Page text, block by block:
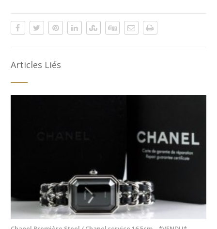
Articles Liés